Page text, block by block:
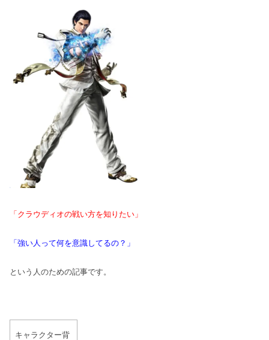
「クラウディオの戦い方を知りたい」
「強い人って何を意識してるの？」
という人のための記事です。
キャラクター背